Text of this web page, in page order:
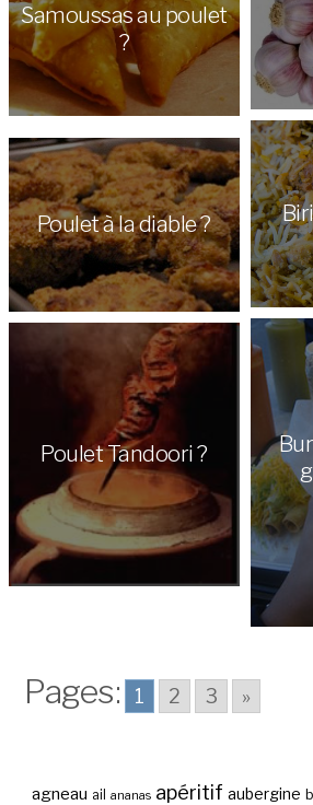
Samoussas au poulet
?
Poulet au paprika ?
Poulet à la diable ?
Poulet Tandoori ?
Pages: 1 2 3 »
agneau ail ananas apéritif aubergine